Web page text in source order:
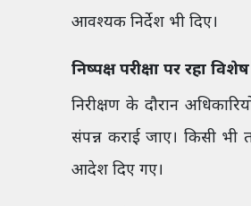
आवश्यक निर्देश भी दिए।
निष्पक्ष परीक्षा पर रहा
निरीक्षण के दौरान
संपन्न कराई जाए। किसी
आदेश दिए गए।